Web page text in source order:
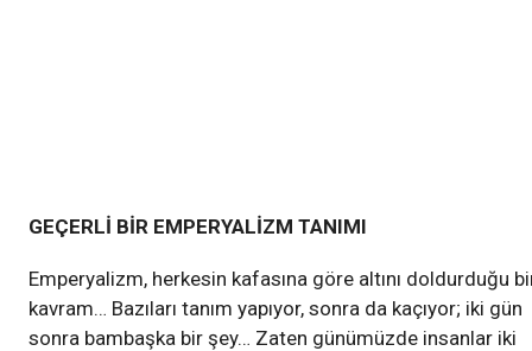
GEÇERLİ BİR EMPERYALİZM TANIMI
Emperyalizm, herkesin kafasına göre altını doldurduğu
kavram… Bazıları tanım yapıyor, sonra da kaçıyor; iki gün
sonra bambaşka bir şey… Zaten günümüzde insanlar iki